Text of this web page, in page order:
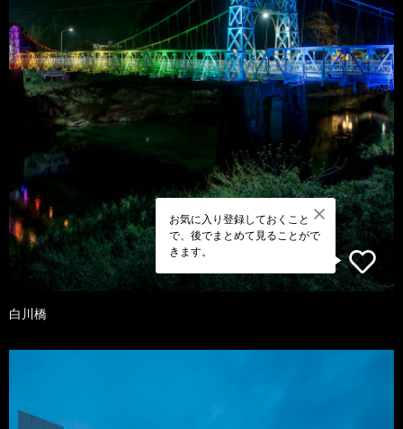
お気に入り登録しておくこと
で、後でまとめて見ることがで
きます。
白川橋